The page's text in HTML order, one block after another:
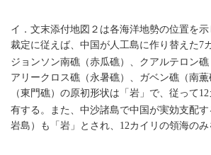
イ．文末添付地図２は各海洋地勢の位置を
裁定に従えば、中国が人工島に作り替えた 7
ジョンソン南礁（赤瓜礁）、クアルテロン
アリークロス礁（永暑礁）、ガベン礁（南
（東門礁）の原初形状は「岩」で、従って12
有する。また、中沙諸島で中国が実効支配
岩島）も「岩」とされ、
12カイリの領海のみ